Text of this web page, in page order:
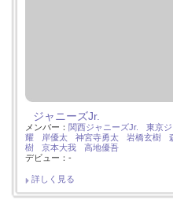
ジャニーズJr.
メンバー： 関西ジャニーズJr. 東京
耀
岸優太 神宮寺勇太 岩橋玄樹
樹
京本大我
高地優吾
デビュー：-
詳しく見る